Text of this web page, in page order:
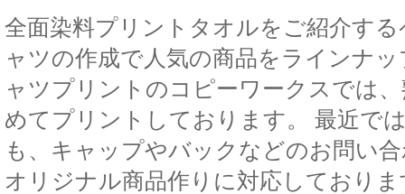
全面染料プリントタオルをご紹介す
ャツの作成で人気の商品をラインナ
ャツプリントのコピーワークスでは
めてプリントしております。 最近で
も、キャップやバックなどのお問い
オリジナル商品作りに対応しており